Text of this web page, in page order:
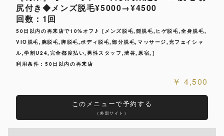
尻付き◆メンズ脱毛¥5000→¥4500
回数：1回
50日以内の再来店で10%オフ♪［メンズ脱毛,髭脱毛,ヒゲ脱毛,全身脱毛,
VIO脱毛,腕脱毛,脚脱毛,ボディ脱毛,部分脱毛,マッサージ,光フェイシャ
ル,学割U24,完全都度払い,男性スタッフ,渋谷,原宿,］
利用条件：50日以内の再来店
4,500
このメニューで予約する
（外部サイト）